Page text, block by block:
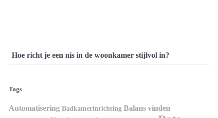
Hoe richt je een nis in de woonkamer stijlvol in?
Tags
Automatisering Badkamerinrichting Balans vinden